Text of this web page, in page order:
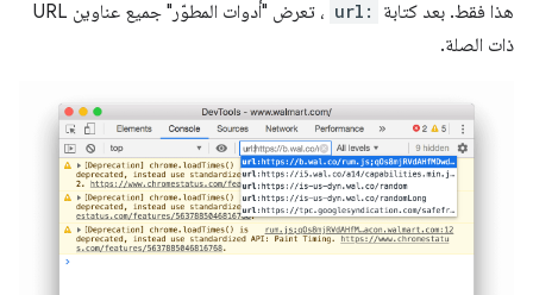
هذا فقط. بعد كتابة
url:
، تعرض "أدوات المطوّر" جميع عناوين URL
ذات الصلة.